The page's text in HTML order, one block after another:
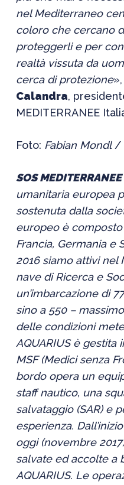
nel Mediterraneo
coloro che cercano
proteggerli e per
realtà vissuta da
cerca di protezione
Calandra,
MEDITERRANEE
Foto: Fabian Mondl/
SOS MEDITERRANEE
umanitaria europea
sostenuta dalla
europeo è composto
Francia, Germania e
2016 siamo attivi
nave di Ricerca e
un’imbarcazione di
sino a 550 –
delle condizioni
AQUARIUS è
MSF (Medici senza
bordo opera un
staff nautico, una
salvataggio (SAR) e
esperienza.
oggi (novembre
salvate ed accolte a
AQUARIUS. Le